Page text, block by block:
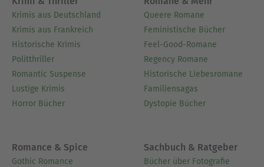
Krimis aus Deutschland
Krimis aus Frankreich
Historische Krimis
Politthriller
Romantic Suspense
Lustige Krimis
Horror Bücher
Queere Romane
Feministische Bücher
Feel-Good-Romane
Regency Romane
Historische Liebesromane
Familiensagas
Dystopie Bücher
Romance & Spice
Gothic Romance
Sachbuch & Ratgeber
Bücher über Fotografie